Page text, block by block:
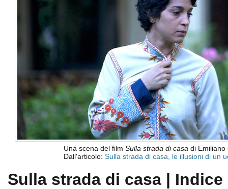
Una scena del film Sulla strada di casa di Emiliano
Dall'articolo: Sulla strada di casa, le illusioni di un
Sulla strada di casa | Indice